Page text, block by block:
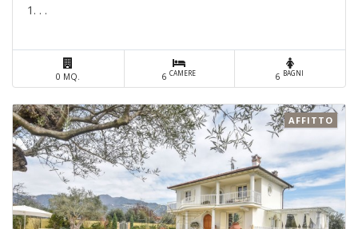
1. . .
0 MQ. 6CAMERE 6 BAGNI
AFFITTO